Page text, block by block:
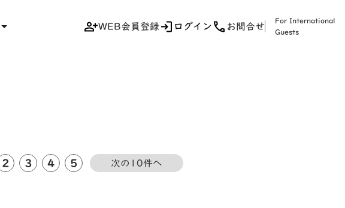
WEB会員登録 ログイン お問合せ
For International
Guests
2 3 4 5 次の10件へ